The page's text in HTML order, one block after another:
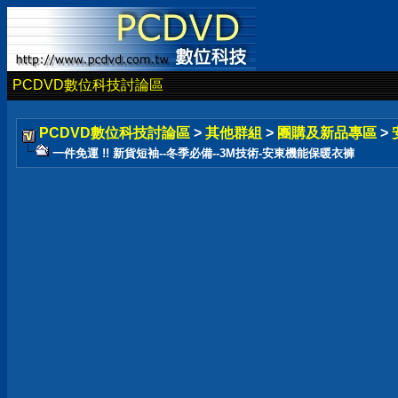
PCDVD數位科技討論區
PCDVD數位科技討論區 > 其他群組 > 團購及新品專區 >
一件免運 !! 新貨短袖--冬季必備--3M技術-安東機能保暖衣褲